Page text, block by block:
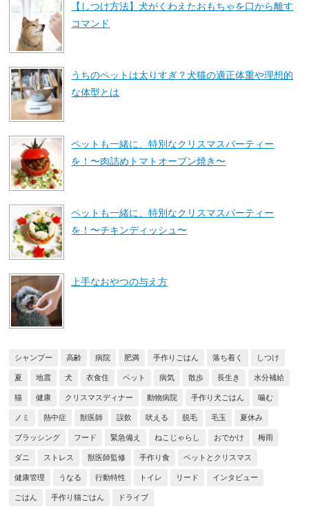
【しつけ方法】犬がくわえたおもちゃを口から離す
コマンド
うちのペットは太りすぎ？犬猫の適正体重や理想的
な体型とは
ペットも一緒に、特別なクリスマスパーティー
を！〜肉詰めトマトオーブン焼き〜
ペットも一緒に、特別なクリスマスパーティー
を！〜チキンディッシュ〜
上手なおやつの与え方
シャンプー 高齢 病院 肥満 手作りごはん 落ち着く しつけ
夏 地震 犬 衣食住 ペット 病気 散歩 長生き 水分補給
猫 健康 クリスマスディナー 動物病院 手作り犬ごはん 噛む
ノミ 熱中症 獣医師 誤飲 吠える 脱毛 毛玉 夏休み
ブラッシング フード 緊急備え ねこじゃらし おでかけ 梅雨
ダニ ストレス 獣医師監修 手作り食 ペットとクリスマス
健康管理 うなる 行動特性 トイレ リード インタビュー
ごはん 手作り猫ごはん ドライブ